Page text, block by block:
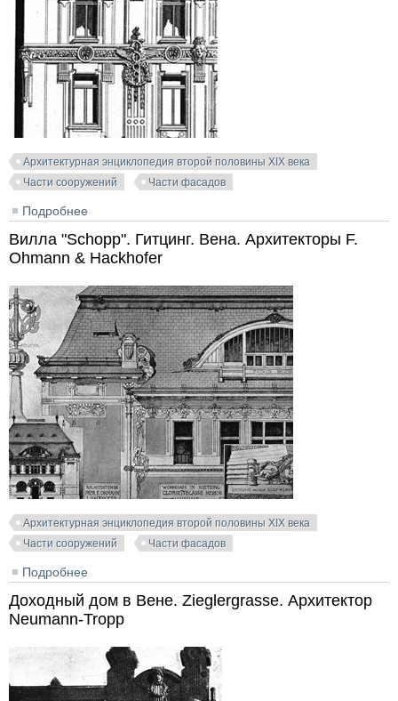
Архитектурная энциклопедия второй половины XIX века
Части сооружений
Части фасадов
Подробнее
Вилла "Schopp". Гитцинг. Вена. Архитекторы F.
Ohmann & Hackhofer
Архитектурная энциклопедия второй половины XIX века
Части сооружений
Части фасадов
Подробнее
Доходный дом в Вене. Zieglergrasse. Архитектор
Neumann-Tropp